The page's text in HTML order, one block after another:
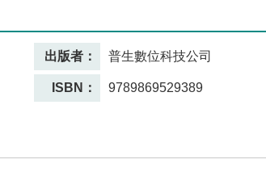
出版者： 普生數位科技公司
ISBN： 9789869529389